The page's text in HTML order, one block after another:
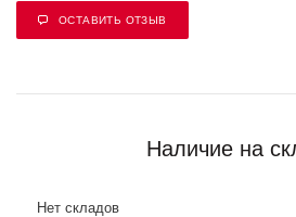
ОСТАВИТЬ ОТЗЫВ
Наличие на
Нет складов